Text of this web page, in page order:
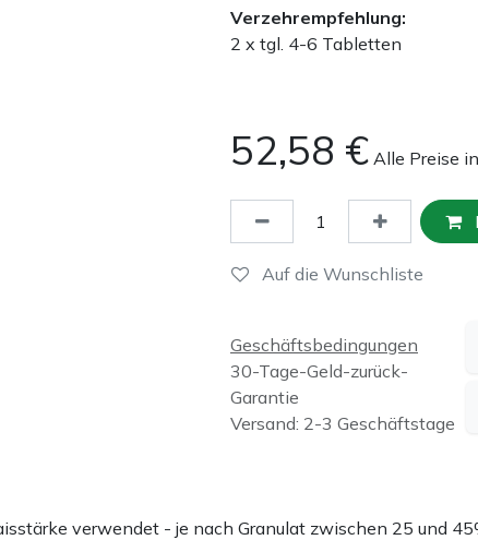
Verzehrempfehlung:
2 x tgl. 4-6 Tabletten
52,58 € Alle Preise
Auf die Wunschliste
Geschäftsbedingungen
30-Tage-Geld-zurück-
Garantie
Versand: 2-3 Geschäftstage
verwendet - je nach Granulat zwischen 25 und